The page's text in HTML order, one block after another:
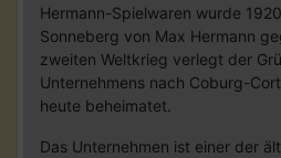
Hermann-Spielwaren wurde
Sonneberg von Max Hermann
zweiten Weltkrieg verlegt der
Unternehmens nach Coburg-
heute beheimatet.
Das Unternehmen ist einer der